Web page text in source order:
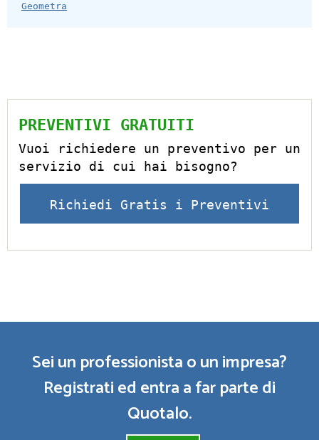
Geometra
PREVENTIVI GRATUITI
Vuoi richiedere un preventivo per un
servizio di cui hai bisogno?
Richiedi Gratis i Preventivi
Sei un professionista o un impresa?
Registrati ed entra a far parte di
Quotalo.